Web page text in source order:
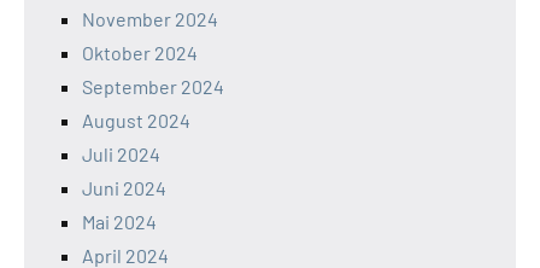
November 2024
Oktober 2024
September 2024
August 2024
Juli 2024
Juni 2024
Mai 2024
April 2024